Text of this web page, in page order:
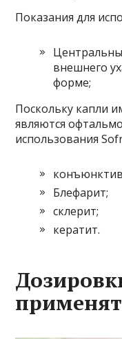
Показания для
внешнего
форме;
Поскольку капли
являются
использования
Блефарит;
склерит;
кератит.